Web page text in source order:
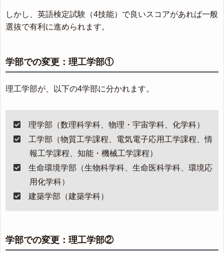
しかし、英語検定試験（4技能）で良いスコアがあれば一般
選抜で有利に進められます。
学部での変更：理工学部①
理工学部が、以下の4学部に分かれます。
理学部（数理科学科、物理・宇宙学科、化学科）
工学部（物質工学課程、電気電子応用工学課程、情
報工学課程、知能・機械工学課程）
生命環境学部（生物科学科、生命医科学科、環境応
用化学科）
建築学部（建築学科）
学部での変更：理工学部②